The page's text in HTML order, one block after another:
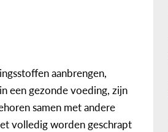
aanbrengen,
een gezonde voeding, zijn
samen met andere
volledig worden geschrapt